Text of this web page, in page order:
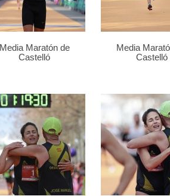
Media Maratón de
Castelló
Media
Castelló